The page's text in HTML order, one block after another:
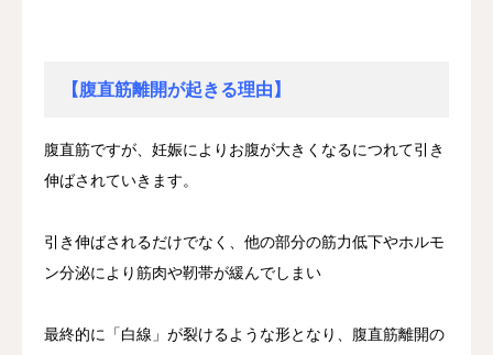
【腹直筋離開が起きる理由】
腹直筋ですが、妊娠によりお腹が大きくなるにつれて引き
伸ばされていきます。
引き伸ばされるだけでなく、他の部分の筋力低下やホルモ
ン分泌により筋肉や靭帯が緩んでしまい
最終的に「白線」が裂けるような形となり、腹直筋離開の